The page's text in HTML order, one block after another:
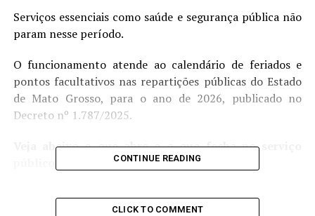
Serviços essenciais como saúde e segurança pública não
param nesse período.
O funcionamento atende ao calendário de feriados e
pontos facultativos nas repartições públicas do Estado
de Mato Grosso, para o ano de 2026, publicado no
Decreto nº 1.787/2025.
Veja abaixo o que abre e o que fecha no serviço
CONTINUE READING
CLICK TO COMMENT